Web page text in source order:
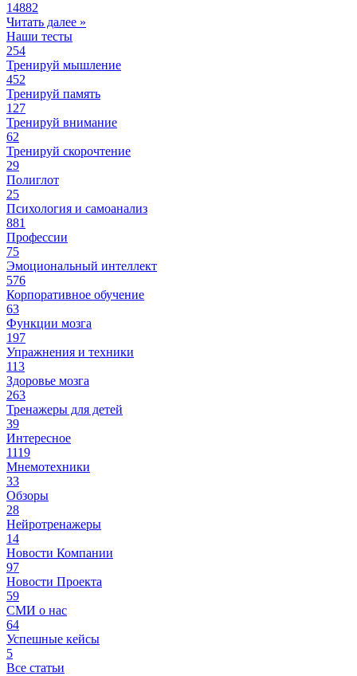
14882
Читать далее »
Наши тесты
254
Тренируй мышление
452
Тренируй память
127
Тренируй внимание
62
Тренируй скорочтение
29
Полиглот
25
Психология и самоанализ
881
Профессии
75
Эмоциональный интеллект
576
Корпоративное обучение
63
Функции мозга
197
Упражнения и техники
113
Здоровье мозга
263
Тренажеры для детей
39
Интересное
1119
Мнемотехники
33
Обзоры
28
Нейротренажеры
14
Новости Компании
97
Новости Проекта
59
СМИ о нас
64
Успешные кейсы
5
Все статьи